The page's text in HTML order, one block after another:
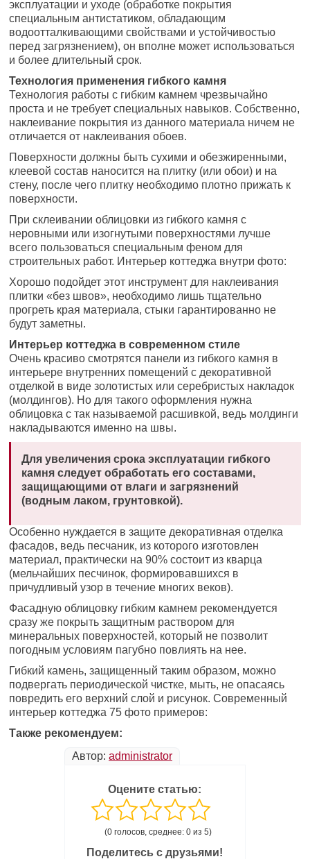
эксплуатации и уходе (обработке покрытия
специальным антистатиком, обладающим
водоотталкивающими свойствами и устойчивостью
перед загрязнением), он вполне может использоваться
и более длительный срок.
Технология применения гибкого камня
Технология работы с гибким камнем чрезвычайно
проста и не требует специальных навыков. Собственно,
наклеивание покрытия из данного материала ничем не
отличается от наклеивания обоев.
Поверхности должны быть сухими и обезжиренными,
клеевой состав наносится на плитку (или обои) и на
стену, после чего плитку необходимо плотно прижать к
поверхности.
При склеивании облицовки из гибкого камня с
неровными или изогнутыми поверхностями лучше
всего пользоваться специальным феном для
строительных работ. Интерьер коттеджа внутри фото:
Хорошо подойдет этот инструмент для наклеивания
плитки «без швов», необходимо лишь тщательно
прогреть края материала, стыки гарантированно не
будут заметны.
Интерьер коттеджа в современном стиле
Очень красиво смотрятся панели из гибкого камня в
интерьере внутренних помещений с декоративной
отделкой в виде золотистых или серебристых накладок
(молдингов). Но для такого оформления нужна
облицовка с так называемой расшивкой, ведь молдинги
накладываются именно на швы.
Для увеличения срока эксплуатации гибкого
камня следует обработать его составами,
защищающими от влаги и загрязнений
(водным лаком, грунтовкой).
Особенно нуждается в защите декоративная отделка
фасадов, ведь песчаник, из которого изготовлен
материал, практически на 90% состоит из кварца
(мельчайших песчинок, формировавшихся в
причудливый узор в течение многих веков).
Фасадную облицовку гибким камнем рекомендуется
сразу же покрыть защитным раствором для
минеральных поверхностей, который не позволит
погодным условиям пагубно повлиять на нее.
Гибкий камень, защищенный таким образом, можно
подвергать периодической чистке, мыть, не опасаясь
повредить его верхний слой и рисунок. Современный
интерьер коттеджа 75 фото примеров:
Также рекомендуем:
Автор: administrator
Оцените статью:
(0 голосов, среднее: 0 из 5)
Поделитесь с друзьями!